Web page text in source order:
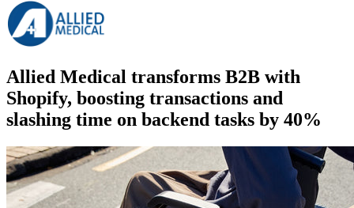
Allied Medical transforms B2B with
Shopify, boosting transactions and
slashing time on backend tasks by 40%